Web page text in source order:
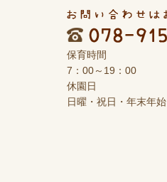
保育時間
7：00～19：00
休園日
日曜・祝日・年末年始